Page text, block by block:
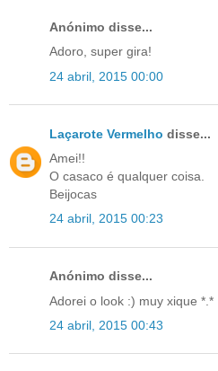
Anónimo disse...
Adoro, super gira!
24 abril, 2015 00:00
Laçarote Vermelho disse...
Amei!!
O casaco é qualquer coisa.
Beijocas
24 abril, 2015 00:23
Anónimo disse...
Adorei o look :) muy xique *.*
24 abril, 2015 00:43